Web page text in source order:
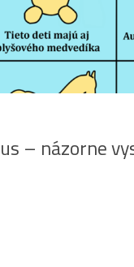
– názorne